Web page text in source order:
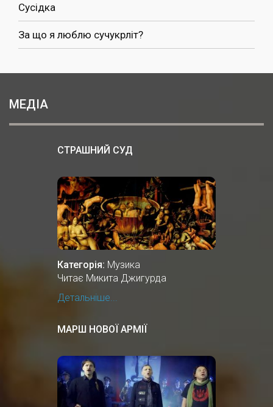
Сусідка
За що я люблю сучукрліт?
МЕДІА
СТРАШНИЙ СУД
Категорія: Музика
Читає Микита Джигурда
Детальніше...
МАРШ НОВОЇ АРМІЇ